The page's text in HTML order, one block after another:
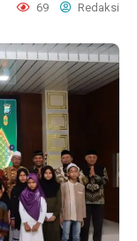
69 Redaksi